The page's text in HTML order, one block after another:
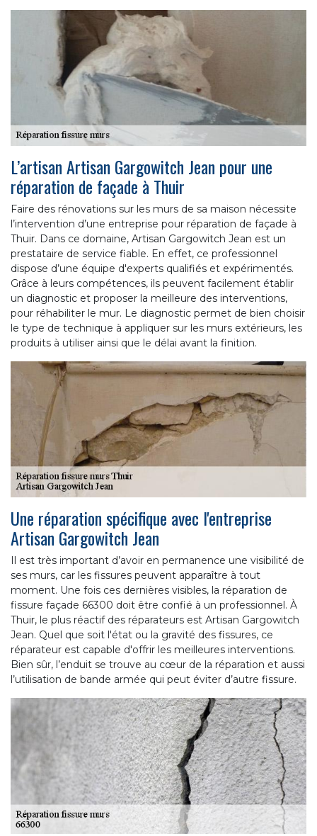
L’artisan Artisan Gargowitch Jean pour une
réparation de façade à Thuir
Faire des rénovations sur les murs de sa maison nécessite
l’intervention d’une entreprise pour réparation de façade à
Thuir. Dans ce domaine, Artisan Gargowitch Jean est un
prestataire de service fiable. En effet, ce professionnel
dispose d’une équipe d'experts qualifiés et expérimentés.
Grâce à leurs compétences, ils peuvent facilement établir
un diagnostic et proposer la meilleure des interventions,
pour réhabiliter le mur. Le diagnostic permet de bien choisir
le type de technique à appliquer sur les murs extérieurs, les
produits à utiliser ainsi que le délai avant la finition.
Une réparation spécifique avec l'entreprise
Artisan Gargowitch Jean
Il est très important d’avoir en permanence une visibilité de
ses murs, car les fissures peuvent apparaître à tout
moment. Une fois ces dernières visibles, la réparation de
fissure façade 66300 doit être confié à un professionnel. À
Thuir, le plus réactif des réparateurs est Artisan Gargowitch
Jean. Quel que soit l'état ou la gravité des fissures, ce
réparateur est capable d'offrir les meilleures interventions.
Bien sûr, l’enduit se trouve au cœur de la réparation et aussi
l’utilisation de bande armée qui peut éviter d’autre fissure.